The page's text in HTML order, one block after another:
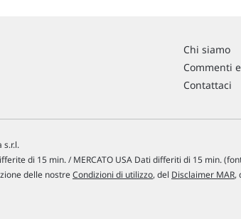
Chi siamo
Commenti
Contattaci
s.r.l.
di 15 min. / MERCATO USA Dati differiti di 15 min.
delle nostreCondizioni di utilizzo, del Disclaimer MAR,